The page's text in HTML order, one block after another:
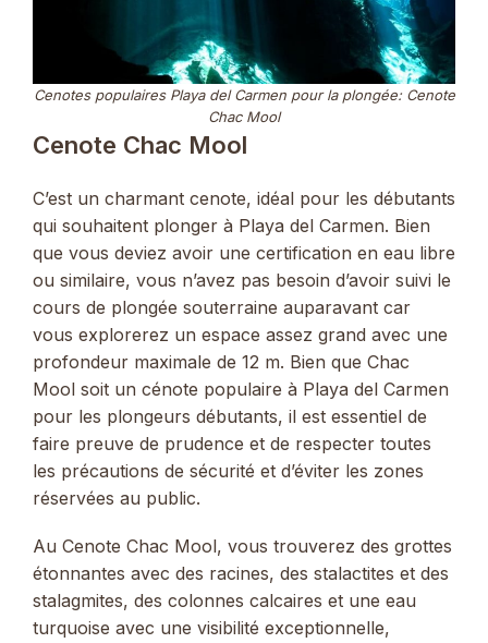
Cenotes populaires Playa del Carmen pour la plongée: Cenote
Chac Mool
Cenote Chac Mool
C’est un charmant cenote, idéal pour les débutants
qui souhaitent plonger à Playa del Carmen. Bien
que vous deviez avoir une certification en eau libre
ou similaire, vous n’avez pas besoin d’avoir suivi le
cours de plongée souterraine auparavant car
vous explorerez un espace assez grand avec une
profondeur maximale de 12 m. Bien que Chac
Mool soit un cénote populaire à Playa del Carmen
pour les plongeurs débutants, il est essentiel de
faire preuve de prudence et de respecter toutes
les précautions de sécurité et d’éviter les zones
réservées au public.
Au Cenote Chac Mool, vous trouverez des grottes
étonnantes avec des racines, des stalactites et des
stalagmites, des colonnes calcaires et une eau
turquoise avec une visibilité exceptionnelle,